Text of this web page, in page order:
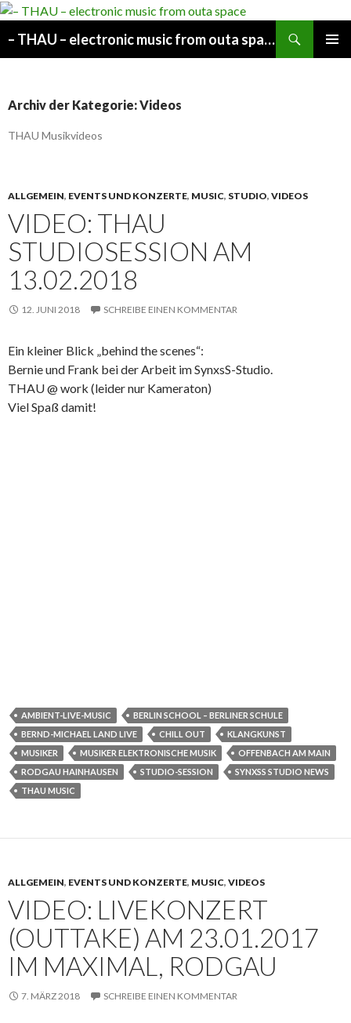
– THAU – electronic music from outa space
Archiv der Kategorie: Videos
THAU Musikvideos
ALLGEMEIN, EVENTS UND KONZERTE, MUSIC, STUDIO, VIDEOS
VIDEO: THAU
STUDIOSESSION AM
13.02.2018
12. JUNI 2018 SCHREIBE EINEN KOMMENTAR
Ein kleiner Blick „behind the scenes“:
Bernie und Frank bei der Arbeit im SynxsS-Studio.
THAU @ work (leider nur Kameraton)
Viel Spaß damit!
AMBIENT-LIVE-MUSIC
BERLIN SCHOOL – BERLINER SCHULE
BERND-MICHAEL LAND LIVE
CHILL OUT
KLANGKUNST
MUSIKER
MUSIKER ELEKTRONISCHE MUSIK
OFFENBACH AM MAIN
RODGAU HAINHAUSEN
STUDIO-SESSION
SYNXSS STUDIO NEWS
THAU MUSIC
ALLGEMEIN, EVENTS UND KONZERTE, MUSIC, VIDEOS
VIDEO: LIVEKONZERT
(OUTTAKE) AM 23.01.2017
IM MAXIMAL, RODGAU
7. MÄRZ 2018 SCHREIBE EINEN KOMMENTAR